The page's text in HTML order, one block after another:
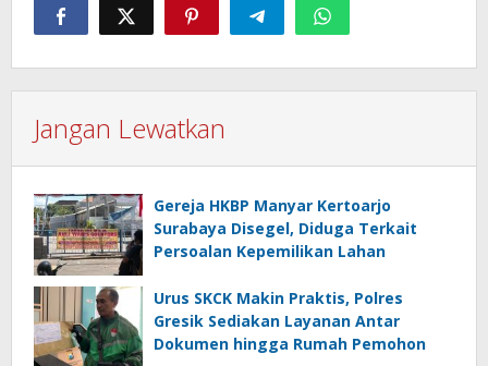
Jangan Lewatkan
Gereja HKBP Manyar Kertoarjo
Surabaya Disegel, Diduga Terkait
Persoalan Kepemilikan Lahan
Urus SKCK Makin Praktis, Polres
Gresik Sediakan Layanan Antar
Dokumen hingga Rumah Pemohon